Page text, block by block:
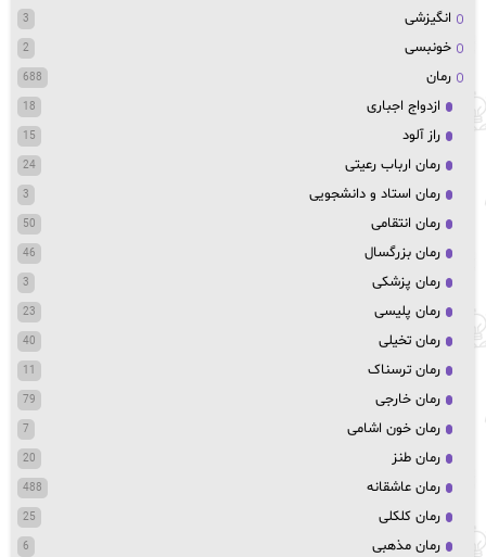
انگیزشی 3
خونبسی 2
رمان 688
ازدواج اجباری 18
راز آلود 15
رمان ارباب رعیتی 24
رمان استاد و دانشجویی 3
رمان انتقامی 50
رمان بزرگسال 46
رمان پزشکی 3
رمان پلیسی 23
رمان تخیلی 40
رمان ترسناک 11
رمان خارجی 79
رمان خون اشامی 7
رمان طنز 20
رمان عاشقانه 488
رمان کلکلی 25
رمان مذهبی 6